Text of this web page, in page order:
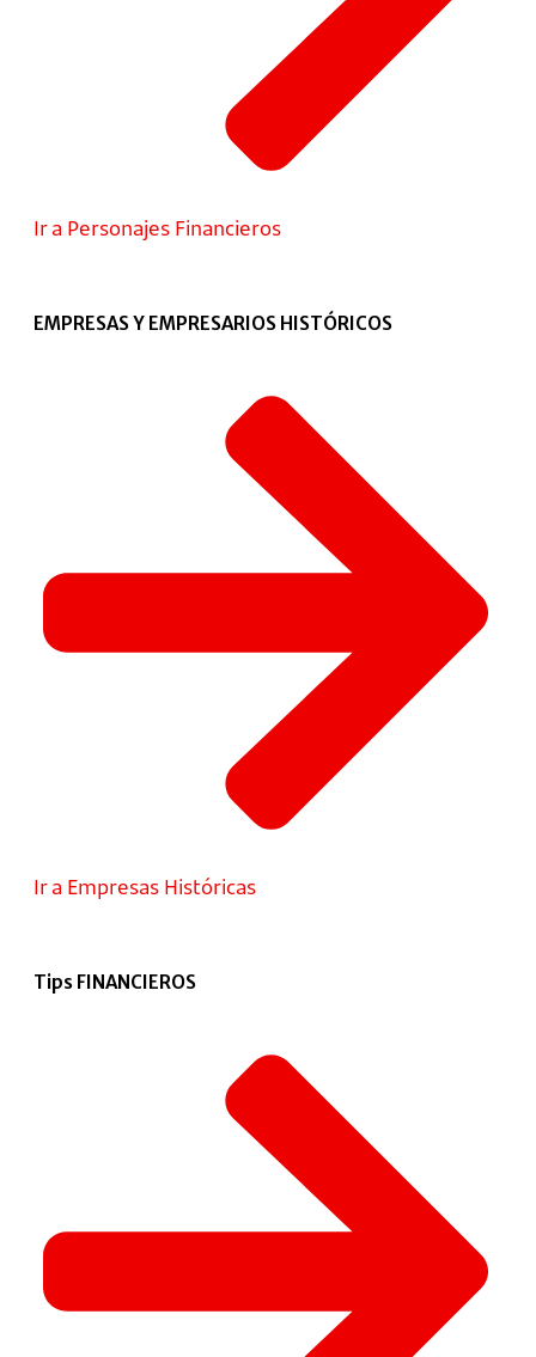
Ir a Personajes Financieros
EMPRESAS Y EMPRESARIOS HISTÓRICOS
Ir a Empresas Históricas
Tips FINANCIEROS